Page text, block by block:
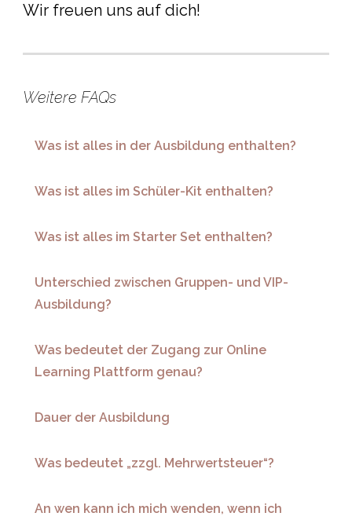
Wir freuen uns auf dich!
Weitere FAQs
Was ist alles in der Ausbildung enthalten?
Was ist alles im Schüler-Kit enthalten?
Was ist alles im Starter Set enthalten?
Unterschied zwischen Gruppen- und VIP-
Ausbildung?
Was bedeutet der Zugang zur Online
Learning Plattform genau?
Dauer der Ausbildung
Was bedeutet „zzgl. Mehrwertsteuer“?
An wen kann ich mich wenden, wenn ich